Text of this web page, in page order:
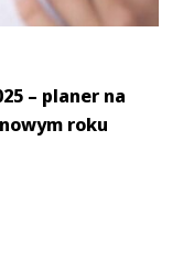
– planer na
roku